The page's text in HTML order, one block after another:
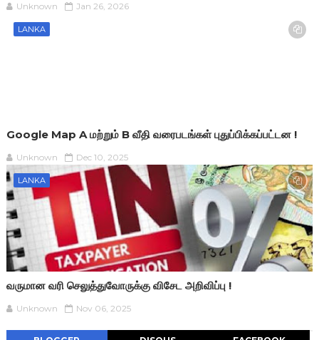
Unknown Jan 26, 2026
LANKA
Google Map A மற்றும் B வீதி வரைபடங்கள் புதுப்பிக்கப்பட்டன !
Unknown Dec 10, 2025
LANKA
வருமான வரி செலுத்துவோருக்கு விசேட அறிவிப்பு !
Unknown Nov 06, 2025